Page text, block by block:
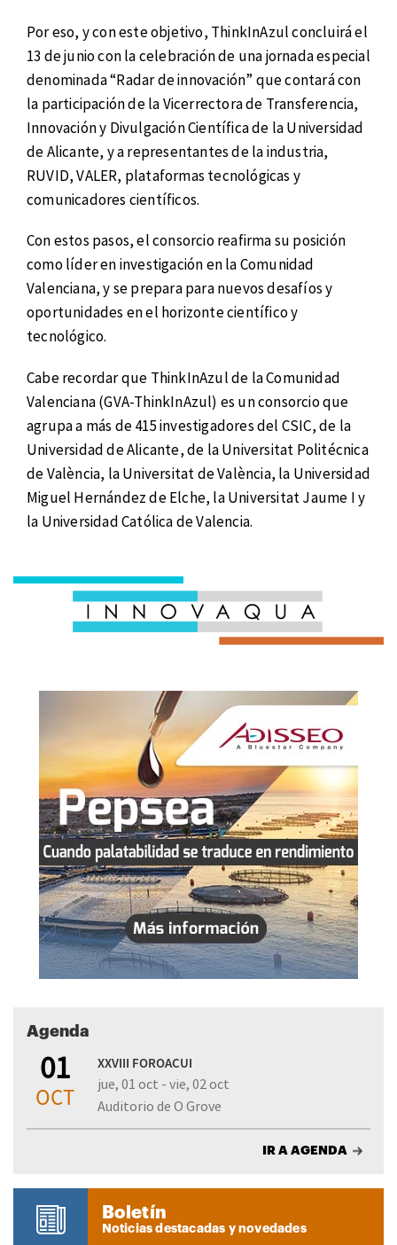
Por eso, y con este objetivo, ThinkInAzul concluirá el
13 de junio con la celebración de una jornada especial
denominada “Radar de innovación” que contará con
la participación de la Vicerrectora de Transferencia,
Innovación y Divulgación Científica de la Universidad
de Alicante, y a representantes de la industria,
RUVID, VALER, plataformas tecnológicas y
comunicadores científicos.
Con estos pasos, el consorcio reafirma su posición
como líder en investigación en la Comunidad
Valenciana, y se prepara para nuevos desafíos y
oportunidades en el horizonte científico y
tecnológico.
Cabe recordar que ThinkInAzul de la Comunidad
Valenciana (GVA-ThinkInAzul) es un consorcio que
agrupa a más de 415 investigadores del CSIC, de la
Universidad de Alicante, de la Universitat Politécnica
de València, la Universitat de València, la Universidad
Miguel Hernández de Elche, la Universitat Jaume I y
la Universidad Católica de Valencia.
Agenda
01
OCT
XXVIII FOROACUI
jue, 01 oct - vie, 02 oct
Auditorio de O Grove
IR A AGENDA
Boletín
Noticias destacadas y novedades